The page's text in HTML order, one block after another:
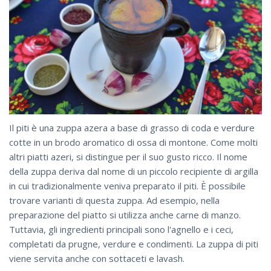
Il piti è una zuppa azera a base di grasso di coda e verdure
cotte in un brodo aromatico di ossa di montone. Come molti
altri piatti azeri, si distingue per il suo gusto ricco. Il nome
della zuppa deriva dal nome di un piccolo recipiente di argilla
in cui tradizionalmente veniva preparato il piti. È possibile
trovare varianti di questa zuppa. Ad esempio, nella
preparazione del piatto si utilizza anche carne di manzo.
Tuttavia, gli ingredienti principali sono l'agnello e i ceci,
completati da prugne, verdure e condimenti. La zuppa di piti
viene servita anche con sottaceti e lavash.